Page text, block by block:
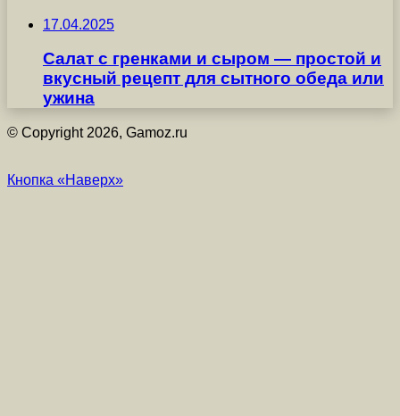
17.04.2025
Салат с гренками и сыром — простой и
вкусный рецепт для сытного обеда или
ужина
© Copyright 2026, Gamoz.ru
Кнопка «Наверх»